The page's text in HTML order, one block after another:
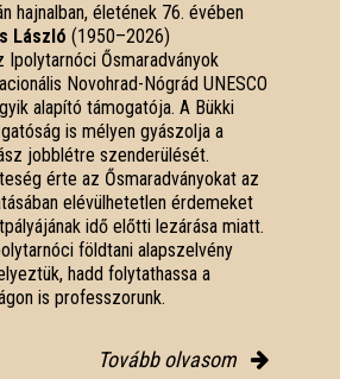
hajnalban, életének 76. évében
László (1950–2026)
Ipolytarnóci Ősmaradványok
Novohrad-Nógrád UNESCO
alapító támogatója. A Bükki
is mélyen gyászolja a
jobblétre szenderülését.
érte az Ősmaradványokat az
elévülhetetlen érdemeket
idő előtti lezárása miatt.
földtani alapszelvény
hadd folytathassa a
is professzorunk.
Tovább olvasom